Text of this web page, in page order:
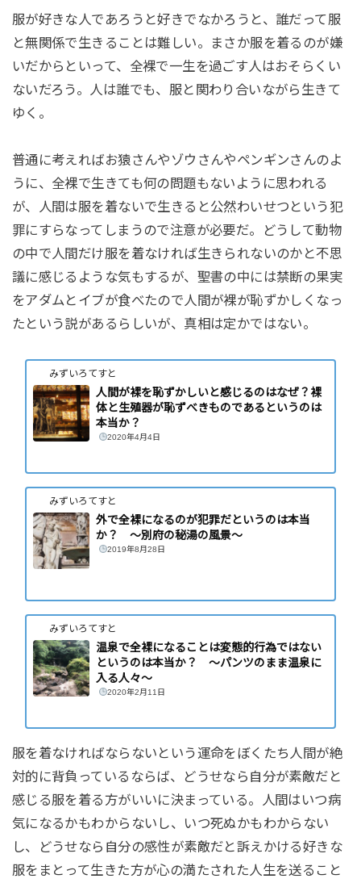
服が好きな人であろうと好きでなかろうと、誰だって服
と無関係で生きることは難しい。まさか服を着るのが嫌
いだからといって、全裸で一生を過ごす人はおそらくい
ないだろう。人は誰でも、服と関わり合いながら生きて
ゆく。
普通に考えればお猿さんやゾウさんやペンギンさんのよ
うに、全裸で生きても何の問題もないように思われる
が、人間は服を着ないで生きると公然わいせつという犯
罪にすらなってしまうので注意が必要だ。どうして動物
の中で人間だけ服を着なければ生きられないのかと不思
議に感じるような気もするが、聖書の中には禁断の果実
をアダムとイブが食べたので人間が裸が恥ずかしくなっ
たという説があるらしいが、真相は定かではない。
みずいろてすと
人間が裸を恥ずかしいと感じるのはなぜ？裸
体と生殖器が恥ずべきものであるというのは
本当か？
2020年4月4日
みずいろてすと
外で全裸になるのが犯罪だというのは本当
か？ 〜別府の秘湯の風景〜
2019年8月28日
みずいろてすと
温泉で全裸になることは変態的行為ではない
というのは本当か？ 〜パンツのまま温泉に
入る人々〜
2020年2月11日
服を着なければならないという運命をぼくたち人間が絶
対的に背負っているならば、どうせなら自分が素敵だと
感じる服を着る方がいいに決まっている。人間はいつ病
気になるかもわからないし、いつ死ぬかもわからない
し、どうせなら自分の感性が素敵だと訴えかける好きな
服をまとって生きた方が心の満たされた人生を送ること